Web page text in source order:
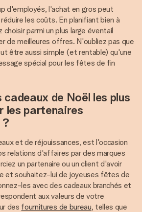
d'employés, l'achat en gros peut
les coûts. En planifiant bien à
choisir parmi un plus large éventail
de meilleures offres. N'oubliez pas que
être aussi simple (et rentable) qu'une
spécial pour les fêtes de fin
cadeaux de Noël les plus
les partenaires
et de réjouissances, est l'occasion
relations d'affaires par des marques
un partenaire ou un client d'avoir
et souhaitez-lui de joyeuses fêtes de
les avec des cadeaux branchés et
aux valeurs de votre
des fournitures de bureau, telles que